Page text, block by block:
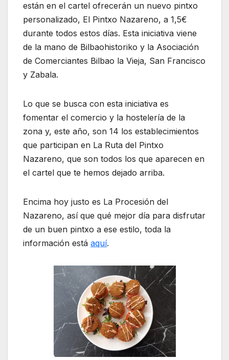
están en el cartel ofrecerán un nuevo pintxo
personalizado, El Pintxo Nazareno, a 1,5€
durante todos estos días. Esta iniciativa viene
de la mano de Bilbaohistoriko y la Asociación
de Comerciantes Bilbao la Vieja, San Francisco
y Zabala.
Lo que se busca con esta iniciativa es
fomentar el comercio y la hostelería de la
zona y, este año, son 14 los establecimientos
que participan en La Ruta del Pintxo
Nazareno, que son todos los que aparecen en
el cartel que te hemos dejado arriba.
Encima hoy justo es La Procesión del
Nazareno, así que qué mejor día para disfrutar
de un buen pintxo a ese estilo, toda la
información está aquí.